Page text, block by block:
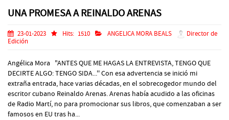
UNA PROMESA A REINALDO ARENAS
23-01-2023 Hits: 1510 ANGELICA MORA BEALS
Director de
Edición
Angélica Mora "ANTES QUE ME HAGAS LA ENTREVISTA, TENGO QUE
DECIRTE ALGO: TENGO SIDA...'' Con esa advertencia se inició mi
extraña entrada, hace varias décadas, en el sobrecogedor mundo del
escritor cubano Reinaldo Arenas. Arenas había acudido a las oficinas
de Radio Martí, no para promocionar sus libros, que comenzaban a ser
famosos en EU tras ha...